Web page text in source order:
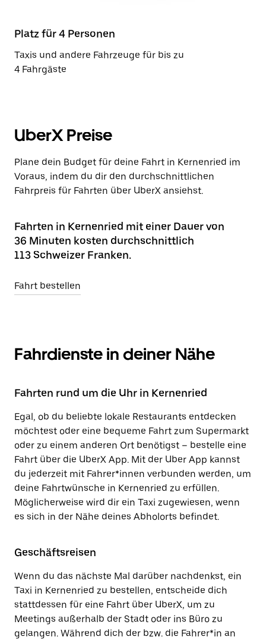
Platz für 4 Personen
Taxis und andere Fahrzeuge für bis zu
4 Fahrgäste
UberX Preise
Plane dein Budget für deine Fahrt in Kernenried im
Voraus, indem du dir den durchschnittlichen
Fahrpreis für Fahrten über UberX ansiehst.
Fahrten in Kernenried mit einer Dauer von
36 Minuten kosten durchschnittlich
113 Schweizer Franken.
Fahrt bestellen
Fahrdienste in deiner Nähe
Fahrten rund um die Uhr in Kernenried
Egal, ob du beliebte lokale Restaurants entdecken
möchtest oder eine bequeme Fahrt zum Supermarkt
oder zu einem anderen Ort benötigst – bestelle eine
Fahrt über die UberX App. Mit der Uber App kannst
du jederzeit mit Fahrer*innen verbunden werden, um
deine Fahrtwünsche in Kernenried zu erfüllen.
Möglicherweise wird dir ein Taxi zugewiesen, wenn
es sich in der Nähe deines Abholorts befindet.
Geschäftsreisen
Wenn du das nächste Mal darüber nachdenkst, ein
Taxi in Kernenried zu bestellen, entscheide dich
stattdessen für eine Fahrt über UberX, um zu
Meetings außerhalb der Stadt oder ins Büro zu
gelangen. Während dich der bzw. die Fahrer*in an